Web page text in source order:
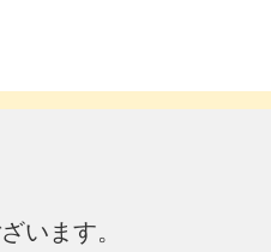
います。